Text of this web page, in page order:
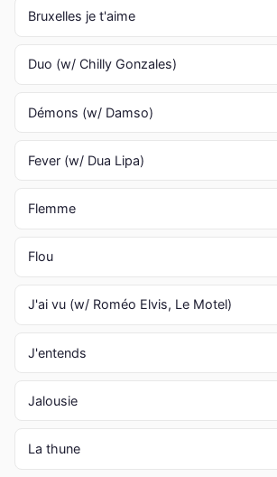
Bruxelles je t'aime
Duo (w/ Chilly Gonzales)
Démons (w/ Damso)
Fever (w/ Dua Lipa)
Flemme
Flou
J'ai vu (w/ Roméo Elvis, Le Motel)
J'entends
Jalousie
La thune